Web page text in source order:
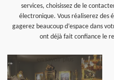
services, choisissez de le
électronique. Vous réaliserez des
gagerez beaucoup d’espace dans
ont déjà fait confiance le
en savoir plus